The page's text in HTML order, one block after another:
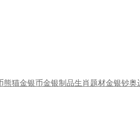
熊猫金银币金银制品生肖题材金银钞奥